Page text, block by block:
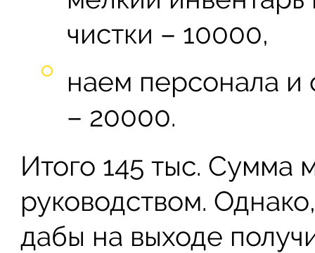
чистки – 10000,
наем персонала и
– 20000.
Итого 145 тыс. Сумма
руководством.
дабы на выходе